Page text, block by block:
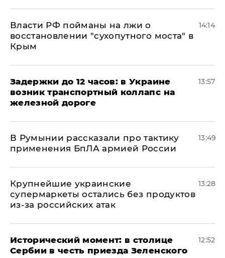
Власти РФ пойманы на лжи о
восстановлении "сухопутного моста" в
Крым
14:14
Задержки до 12 часов: в Украине
возник транспортный коллапс на
железной дороге
13:57
В Румынии рассказали про тактику
применения БпЛА армией России
13:49
Крупнейшие украинские
супермаркеты остались без продуктов
из-за российских атак
13:28
Исторический момент: в столице
Сербии в честь приезда Зеленского
12:52